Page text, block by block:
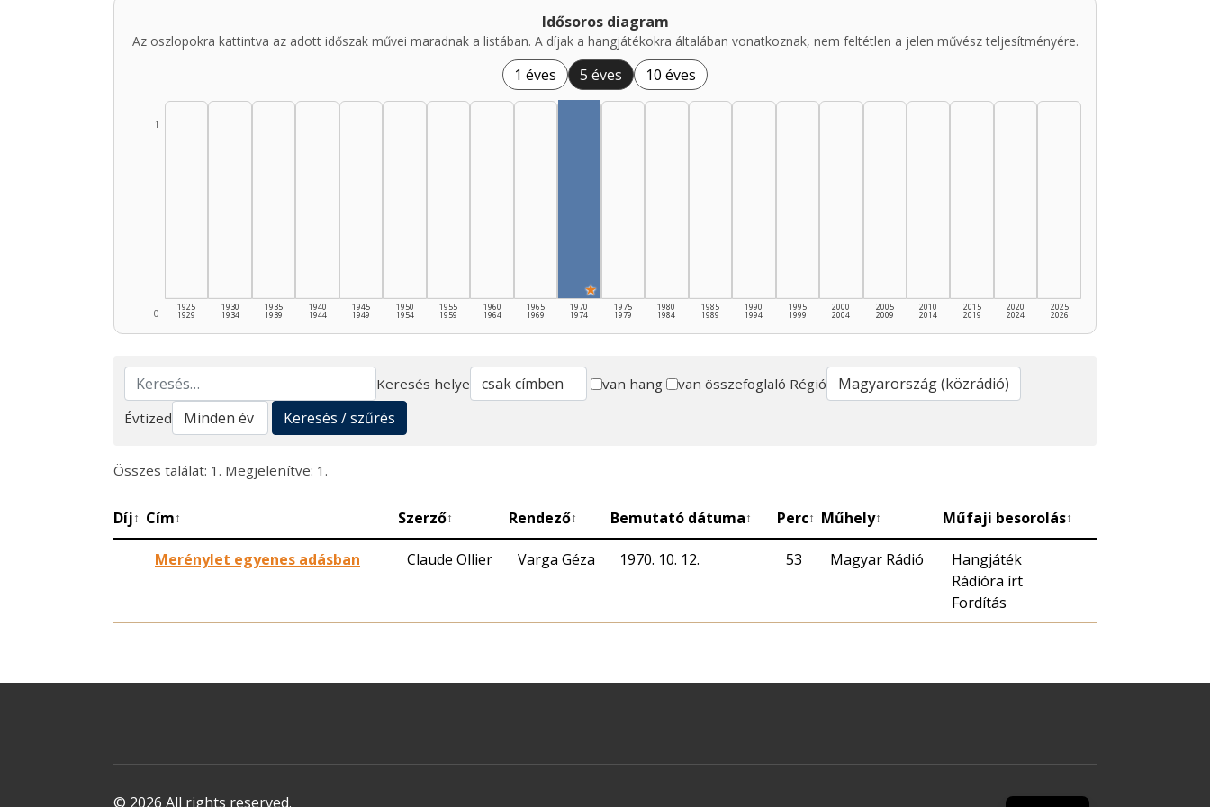
Idősoros diagram
Az oszlopokra kattintva az adott időszak művei maradnak a listában. A díjak a hangjátékokra általában vonatkoznak, nem feltétlen a jelen művész teljesítményére.
1 éves 5 éves 10 éves
0
1
1925
1929
1930
1934
1935
1939
1940
1944
1945
1949
1950
1954
1955
1959
1960
1964
1965
1969
★
1970
1974
1975
1979
1980
1984
1985
1989
1990
1994
1995
1999
2000
2004
2005
2009
2010
2014
2015
2019
2020
2024
2025
2026
Keresés
Keresés helye van hang van összefoglaló Régió
Évtized
Keresés / szűrés
Összes találat: 1. Megjelenítve: 1.
Díj↕ Cím↕ Szerző↕ Rendező↕ Bemutató dátuma↕ Perc↕ Műhely↕ Műfaji besorolás↕
Merénylet egyenes adásban Claude Ollier Varga Géza 1970. 10. 12. 53 Magyar Rádió
Hangjáték
Rádióra írt
Fordítás
© 2026 All rights reserved.